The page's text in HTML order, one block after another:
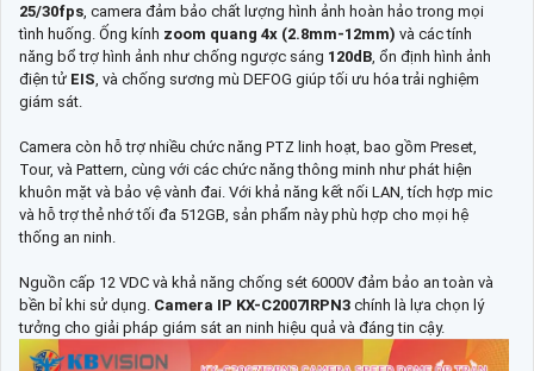
25/30fps , camera đảm bảo chất lượng hình ảnh hoàn hảo trong mọi
tình huống. Ống kính zoom quang 4x (2.8mm-12mm) và các tính
năng bổ trợ hình ảnh như chống ngược sáng 120dB , ổn định hình ảnh
điện tử EIS , và chống sương mù DEFOG giúp tối ưu hóa trải nghiệm
giám sát.
Camera còn hỗ trợ nhiều chức năng PTZ linh hoạt, bao gồm Preset,
Tour, và Pattern, cùng với các chức năng thông minh như phát hiện
khuôn mặt và bảo vệ vành đai. Với khả năng kết nối LAN, tích hợp mic
và hỗ trợ thẻ nhớ tối đa 512GB, sản phẩm này phù hợp cho mọi hệ
thống an ninh.
Nguồn cấp 12 VDC và khả năng chống sét 6000V đảm bảo an toàn và
bền bỉ khi sử dụng. Camera IP KX-C2007IRPN3 chính là lựa chọn lý
tưởng cho giải pháp giám sát an ninh hiệu quả và đáng tin cậy.